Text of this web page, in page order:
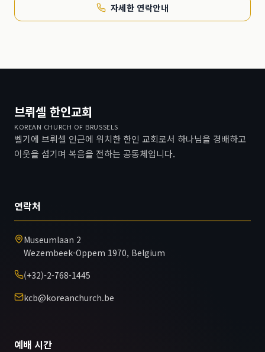
자세한 연락안내
브뤼셀 한인교회
KOREAN CHURCH OF BRUSSELS
벨기에 브뤼셀 인근에 위치한 한인 교회로서 하나님을 경배하고
이웃을 섬기며 복음을 전하는 공동체입니다.
연락처
Museumlaan 2
Wezembeek-Oppem 1970, Belgium
(+32)-2-768-1445
kcb@koreanchurch.be
예배 시간